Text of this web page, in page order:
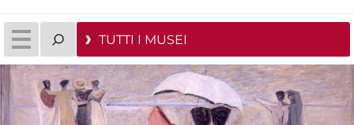
TUTTI I MUSEI